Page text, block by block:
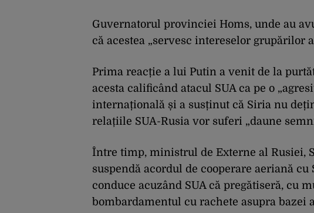
Guvernatorul provinciei Homs, unde au
că acestea „servesc intereselor grupărilor
Prima reacție a lui Putin a venit de la
acesta calificând atacul SUA ca pe o
internațională și a susținut că Siria nu
relațiile SUA-Rusia vor suferi „daune
Între timp, ministrul de Externe al Rusiei,
suspendă acordul de cooperare aeriană
conduce acuzând SUA că pregătiseră, cu
bombardamentul cu rachete asupra bazei